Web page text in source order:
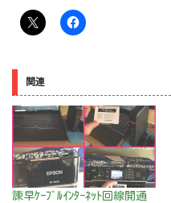
関連
諫早ｹｰﾌﾞﾙｲﾝﾀｰﾈｯﾄ回線開通